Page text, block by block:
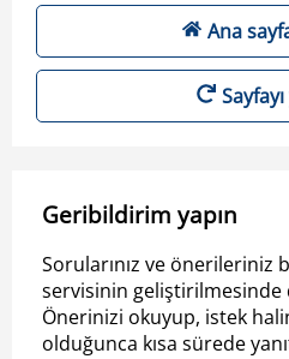
Ana
Geribildirim yapın
Sorularınız ve önerileriniz
servisinin
Önerinizi okuyup, istek
olduğunca kısa sürede